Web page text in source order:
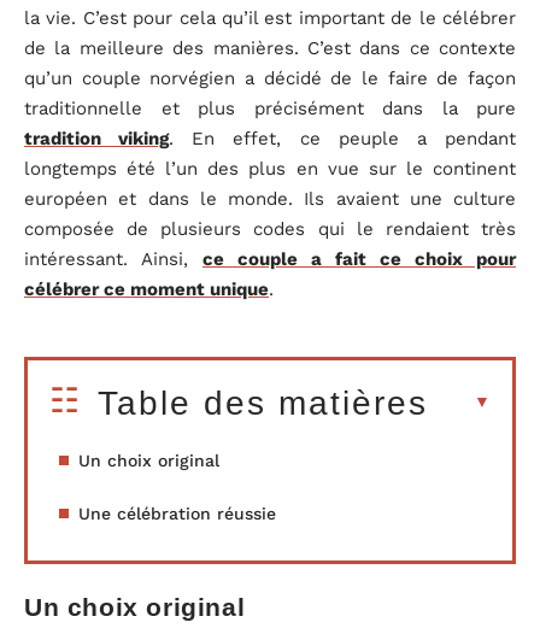
la vie. C’est pour cela qu’il est important de le célébrer
de la meilleure des manières. C’est dans ce contexte
qu’un couple norvégien a décidé de le faire de façon
traditionnelle et plus précisément dans la pure
tradition viking. En effet, ce peuple a pendant
longtemps été l’un des plus en vue sur le continent
européen et dans le monde. Ils avaient une culture
composée de plusieurs codes qui le rendaient très
intéressant. Ainsi, ce couple a fait ce choix pour
célébrer ce moment unique.
Table des matières
Un choix original
Une célébration réussie
Un choix original